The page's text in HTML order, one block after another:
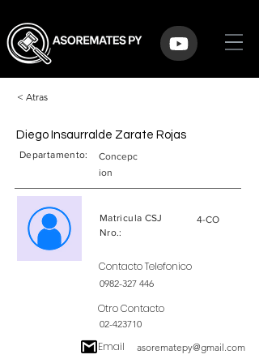
< Atras
Diego Insaurralde Zarate Rojas
Departamento:
Concepc
ion
Matricula CSJ
Nro.:
4-CO
Contacto Telefonico
0982-327 446
Otro Contacto
02-423710
Email asorematepy@gmail.com